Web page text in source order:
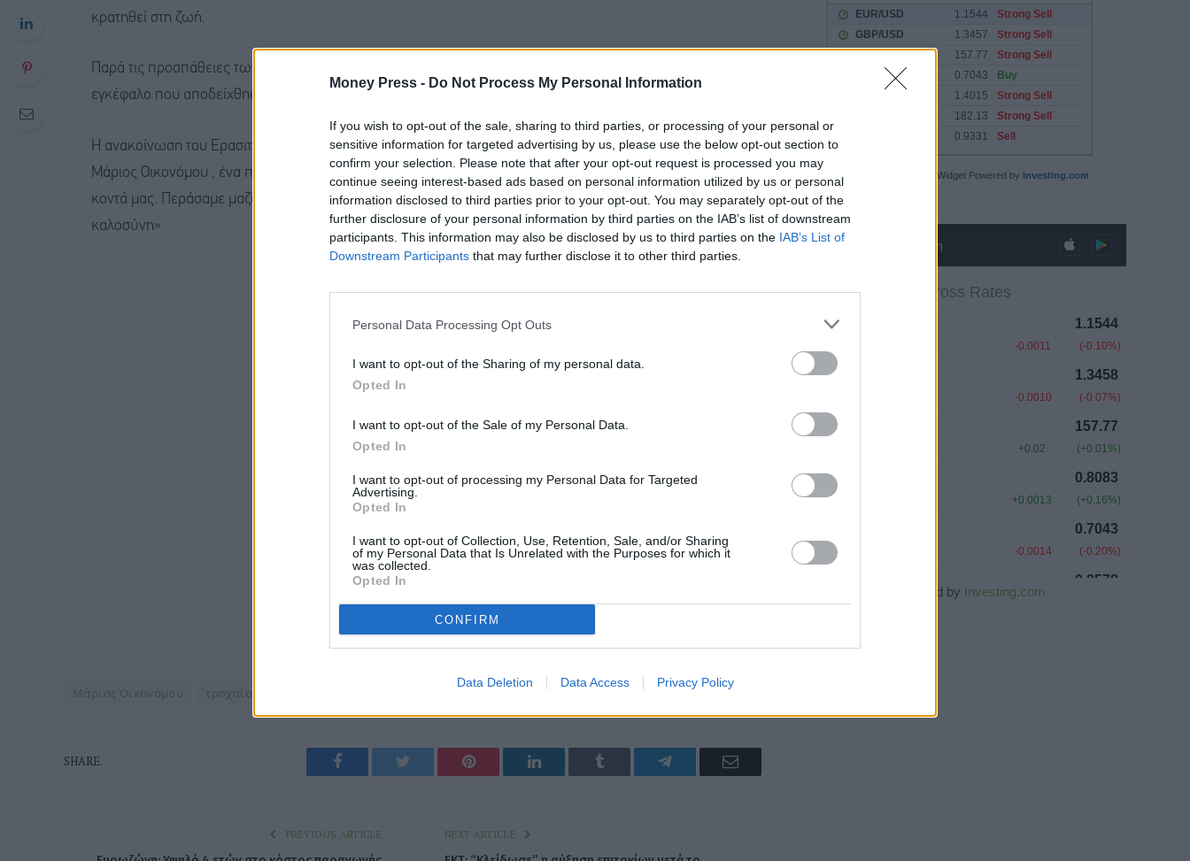
Money Press - Do Not Process My Personal Information
If you wish to opt-out of the sale, sharing to third parties, or processing of your personal or
sensitive information for targeted advertising by us, please use the below opt-out section to
confirm your selection. Please note that after your opt-out request is processed you may
continue seeing interest-based ads based on personal information utilized by us or personal
information disclosed to third parties prior to your opt-out. You may separately opt-out of the
further disclosure of your personal information by third parties on the IAB’s list of downstream
participants. This information may also be disclosed by us to third parties on the IAB’s List of
Downstream Participants that may further disclose it to other third parties.
Personal Data Processing Opt Outs
I want to opt-out of the Sharing of my personal data.
Opted In
I want to opt-out of the Sale of my Personal Data.
Opted In
I want to opt-out of processing my Personal Data for Targeted
Advertising.
Opted In
I want to opt-out of Collection, Use, Retention, Sale, and/or Sharing
of my Personal Data that Is Unrelated with the Purposes for which it
was collected.
Opted In
CONFIRM
Data Deletion Data Access Privacy Policy
κρατηθεί στη ζωή.
Παρά τις προσπάθειες των γιατρών, δεν κατάφερε να ανακάμψει, καθώς υπέστη ισχαιμική βλάβη στον
εγκέφαλο που αποδείχθηκε μη αναστρέψιμη.
Η ανακοίνωση του Ερασιτέχνη ΠΑΣ αναφέρει: «Σήμερα η οικογένεια του ΠΑΣ Γιάννινα πενθεί. Ο
Μάριος Οικονόμου , ένα παιδί που κέρδισε την αγάπη και τον σεβασμό όλων μας, έφυγε πρόωρα από
κοντά μας. Περάσαμε μαζί στιγμές χαράς, προσπάθειας αγώνα. Πάντα με χαμόγελο, πάντα με
καλοσύνη».
Μάριος Οικονόμου τροχαίο
SHARE. Facebook Pinterest LinkedIn Tumblr Telegram Email
PREVIOUS ARTICLE NEXT ARTICLE
Technical Summary Widget Powered by Investing.com
Powered by Investing.com